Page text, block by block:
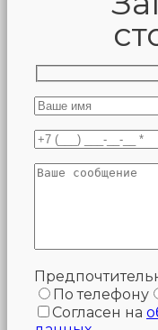
По телефону
Согласен на